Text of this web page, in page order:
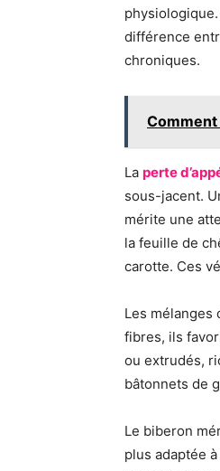
différence
chroniques.
Comment
La perte
sous-jacent.
mérite une
la feuille de
carotte. Ces
Les mélanges
fibres, ils
ou extrudés,
bâtonnets de
Le biberon
plus adaptée